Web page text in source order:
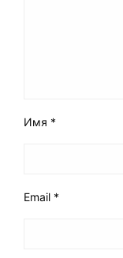
Имя *
Email *